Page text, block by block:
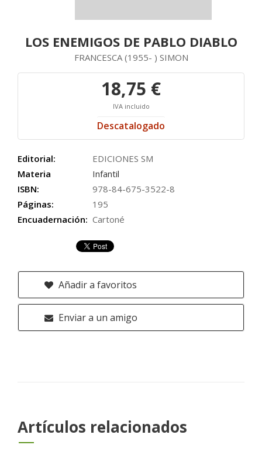
LOS ENEMIGOS DE PABLO DIABLO
FRANCESCA (1955- ) SIMON
18,75 €
IVA incluido
Descatalogado
Editorial:
EDICIONES SM
Materia
Infantil
ISBN:
978-84-675-3522-8
Páginas:
195
Encuadernación: Cartoné
Añadir a favoritos
Enviar a un amigo
Artículos relacionados